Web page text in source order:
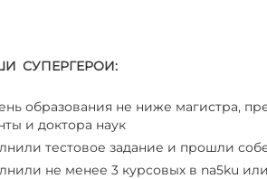
СУПЕРГЕРОИ:
образования не ниже магистра,
и доктора наук
тестовое задание и прошли
не менее 3 курсовых в na5ku